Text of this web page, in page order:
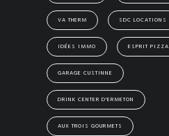
VA THERM SDC LOCATIONS
IDÉES IMMO ESPRIT PIZZA
GARAGE CUSTINNE
DRINK CENTER D'ERMETON
AUX TROIS GOURMETS